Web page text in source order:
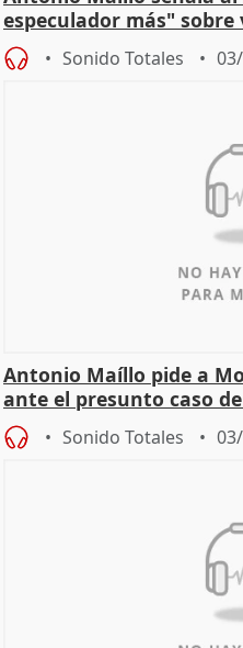
especulador más" sobre
Becerril
Sonido Totales
Antonio Maíllo pide a
ante el presunto caso de
Sonido Totales